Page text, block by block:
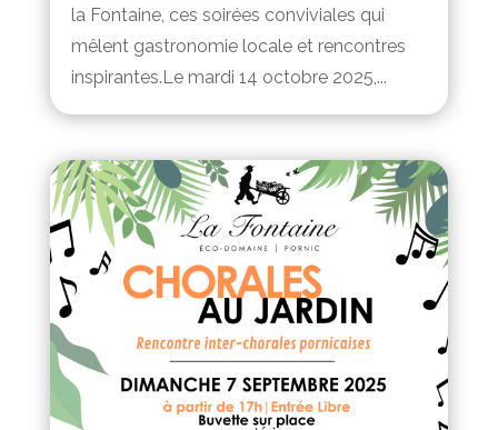
la Fontaine, ces soirées conviviales qui
mêlent gastronomie locale et rencontres
inspirantes.Le mardi 14 octobre 2025,...